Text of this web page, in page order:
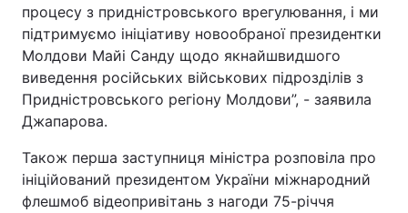
процесу з придністровського врегулювання, і ми
підтримуємо ініціативу новообраної президентки
Молдови Майі Санду щодо якнайшвидшого
виведення російських військових підрозділів з
Придністровського регіону Молдови”, - заявила
Джапарова.
Також перша заступниця міністра розповіла про
ініційований президентом України міжнародний
флешмоб відеопривітань з нагоди 75-річчя